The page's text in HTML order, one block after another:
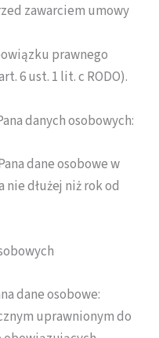
zawarciem umowy
prawnego
6 ust. 1 lit. c RODO).
danych osobowych:
dane osobowe w
dłużej niż rok od
dane osobowe:
uprawnionym do